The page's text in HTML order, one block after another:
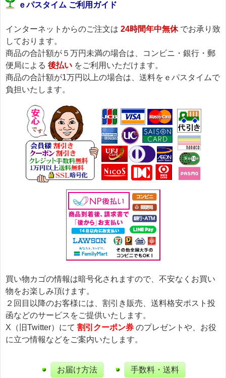
ｅパスタイム ご利用ガイド
インターネットからのご注文は 24時間年中無休でお承り致
しております。
商品の合計額が５万円未満の場合は、コンビニ・銀行・郵
便局による 後払い をご利用いただけます。
商品の合計額が1万円以上の場合は、送料をｅパスタイムで
負担いたします。
買い物カゴの情報は暗号化されますので、不安なくお買い
物をお楽しみ頂けます。
２回目以降のお客様には、割引き販売、送料格安ポスト投
函などのサービスをご提供いたします。
X（旧Twitter）にて 割引クーポン券 のプレゼントや、お役
に立つ情報などをご案内いたします。
お届け方法 手数料・送料